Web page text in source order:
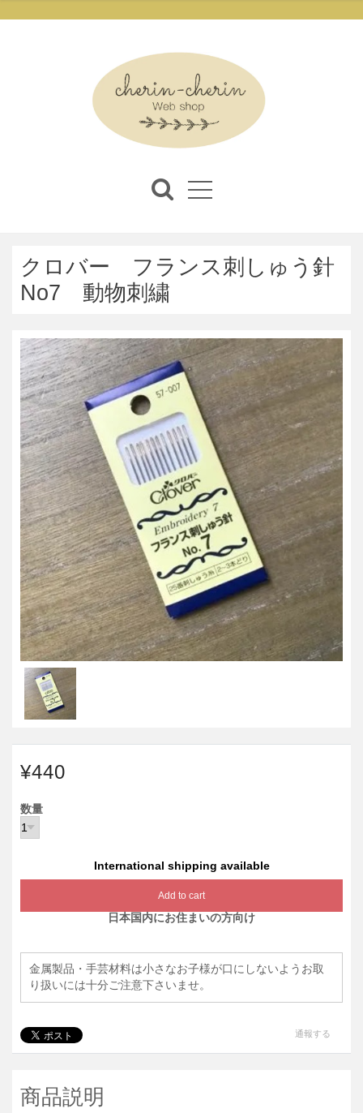
クロバー フランス刺しゅう針
No7 動物刺繍
¥440
数量
International shipping available
Add to cart
日本国内にお住まいの方向け
金属製品・手芸材料は小さなお子様が口にしないようお取
り扱いには十分ご注意下さいませ。
通報する
商品説明